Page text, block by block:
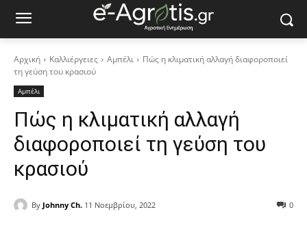
Αρχική Καλλιέργειες Αμπέλι
Πώς η κλιματική αλλαγή διαφοροποιεί
τη γεύση του κρασιού
Αμπέλι
Πώς η κλιματική αλλαγή
διαφοροποιεί τη γεύση του
κρασιού
By Johnny Ch. 11 Νοεμβρίου, 2022 0